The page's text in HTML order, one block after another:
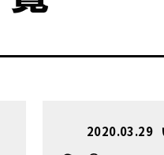
709万円お得
2020.03.29